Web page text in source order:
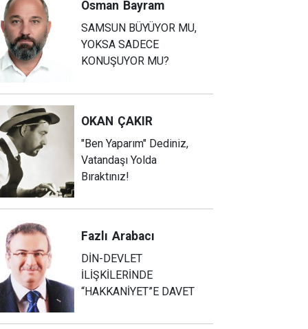
Osman Bayram
SAMSUN BÜYÜYOR MU,
YOKSA SADECE
KONUŞUYOR MU?
OKAN ÇAKIR
"Ben Yaparım" Dediniz,
Vatandaşı Yolda
Bıraktınız!
Fazlı Arabacı
DİN-DEVLET
İLİŞKİLERİNDE
“HAKKANİYET”E DAVET